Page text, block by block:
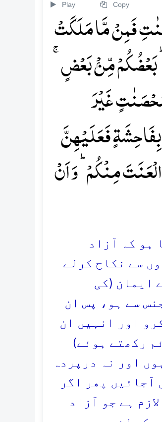
Play Copy
فَمِنۡ مَّا مَلَکَتۡ
بَعۡضُکُمۡ مِّنۡۢ بَعۡضٍ
غَیۡرَ
فَعَلَیۡہِنَّ
مِنۡکُمۡ ؕ وَ اَنۡ
ہو کہ آزاد
سے نکاح کرلے
ایمان (کی
سے ہو، پس ان
اور انہیں ان
رکھتے ہوئے)
اور نہ درپردہ
آجائیں پھر اگر
ہے جو آزاد